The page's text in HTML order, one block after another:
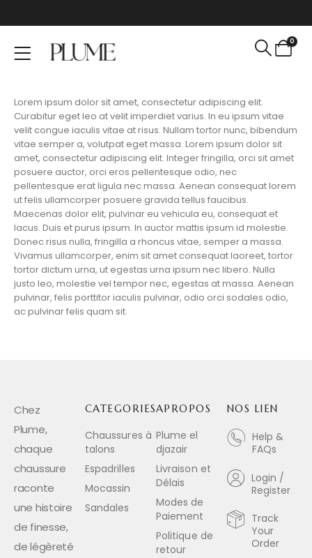
0
Lorem ipsum dolor sit amet, consectetur adipiscing elit.
Curabitur eget leo at velit imperdiet varius. In eu ipsum vitae
velit congue iaculis vitae at risus. Nullam tortor nunc, bibendum
vitae semper a, volutpat eget massa. Lorem ipsum dolor sit
amet, consectetur adipiscing elit. Integer fringilla, orci sit amet
posuere auctor, orci eros pellentesque odio, nec
pellentesque erat ligula nec massa. Aenean consequat lorem
ut felis ullamcorper posuere gravida tellus faucibus.
Maecenas dolor elit, pulvinar eu vehicula eu, consequat et
lacus. Duis et purus ipsum. In auctor mattis ipsum id molestie.
Donec risus nulla, fringilla a rhoncus vitae, semper a massa.
Vivamus ullamcorper, enim sit amet consequat laoreet, tortor
tortor dictum urna, ut egestas urna ipsum nec libero. Nulla
justo leo, molestie vel tempor nec, egestas at massa. Aenean
pulvinar, felis porttitor iaculis pulvinar, odio orci sodales odio,
ac pulvinar felis quam sit.
Chez
Plume,
chaque
chaussure
raconte
une histoire
de finesse,
de légèreté
NOS LIEN
Help &
FAQs
Login /
Register
Track
Your
Order
APROPOS
Plume el
djazair
Livraison et
Délais
Modes de
Paiement
Politique de
retour
CATEGORIES
Chaussures à
talons
Espadrilles
Mocassin
Sandales